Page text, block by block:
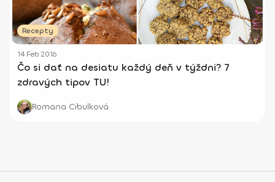
Recepty
14 Feb 2016
Čo si dať na desiatu každý deň v týždni? 7
zdravých tipov TU!
Romana Cibulková